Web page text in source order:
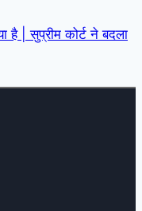
| सुप्रीम कोर्ट ने बदला